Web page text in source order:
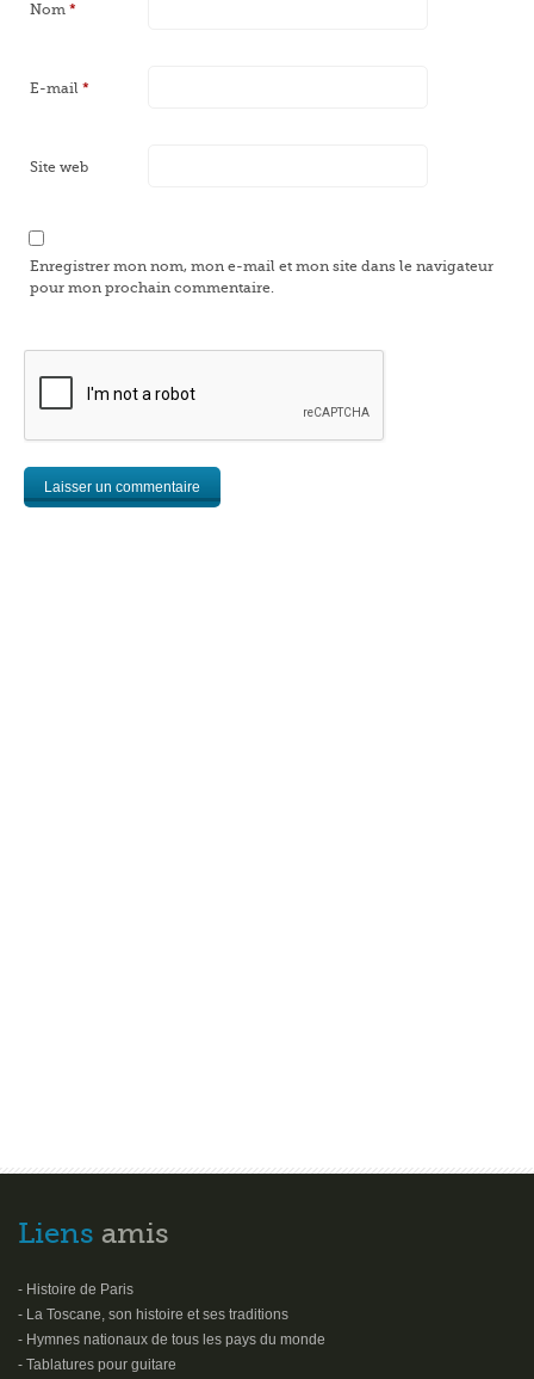
Nom *
E-mail *
Site web
Enregistrer mon nom, mon e-mail et mon site dans le navigateur
pour mon prochain commentaire.
Liens amis
- Histoire de Paris
- La Toscane, son histoire et ses traditions
- Hymnes nationaux de tous les pays du monde
- Tablatures pour guitare